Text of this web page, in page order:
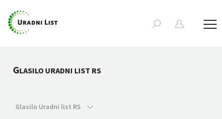
GLASILO URADNI LIST RS
Glasilo Uradni list RS